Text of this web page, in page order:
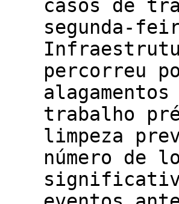
casos de
segunda-
percorreu
trabalho
limpeza
número de